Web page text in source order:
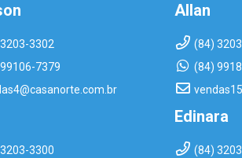
3302
7379
Allan
(84)
(84)
3300
Edinara
(84)